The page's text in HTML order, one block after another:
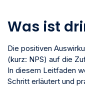
Was ist
Die positiven
(kurz: NPS) auf die
In diesem Leitfaden
Schritt erläutert und